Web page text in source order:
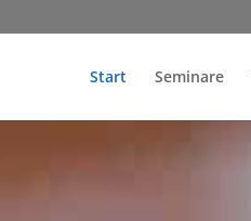
Start Seminare